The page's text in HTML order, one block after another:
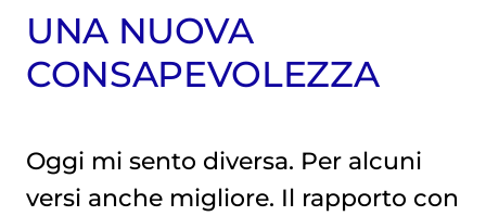
UNA NUOVA
CONSAPEVOLEZZA
Oggi mi sento diversa. Per alcuni
versi anche migliore. Il rapporto con